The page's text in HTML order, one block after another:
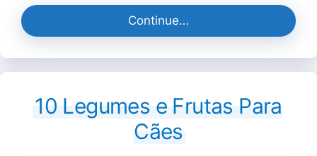
Continue…
10 Legumes e Frutas Para
Cães